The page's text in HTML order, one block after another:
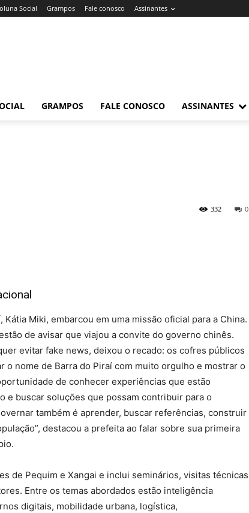
Social Grampos Fale conosco Assinantes
GRAMPOS FALE CONOSCO ASSINANTES
0
332
Miki, embarcou em uma missão oficial para a China.
de avisar que viajou a convite do governo chinês.
evitar fake news, deixou o recado: os cofres públicos
o nome de Barra do Piraí com muito orgulho e mostrar o
de conhecer experiências que estão
e buscar soluções que possam contribuir para o
também é aprender, buscar referências, construir
destacou a prefeita ao falar sobre sua primeira
de Pequim e Xangai e inclui seminários, visitas técnicas
Entre os temas abordados estão inteligência
digitais, mobilidade urbana, logística,